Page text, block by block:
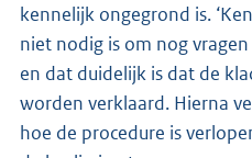
kennelijk ongegrond is.
niet nodig is om nog
en dat duidelijk is dat de
worden verklaard. Hierna
hoe de procedure is